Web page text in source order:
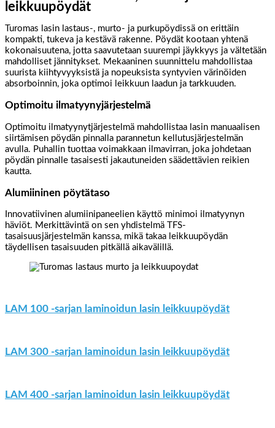
leikkuupöydät
Turomas lasin lastaus-, murto- ja purkupöydissä on erittäin
kompakti, tukeva ja kestävä rakenne. Pöydät kootaan yhtenä
kokonaisuutena, jotta saavutetaan suurempi jäykkyys ja vältetään
mahdolliset jännitykset. Mekaaninen suunnittelu mahdollistaa
suurista kiihtyvyyksistä ja nopeuksista syntyvien värinöiden
absorboinnin, joka optimoi leikkuun laadun ja tarkkuuden.
Optimoitu ilmatyynyjärjestelmä
Optimoitu ilmatyynytjärjestelmä mahdollistaa lasin manuaalisen
siirtämisen pöydän pinnalla parannetun kellutusjärjestelmän
avulla. Puhallin tuottaa voimakkaan ilmavirran, joka johdetaan
pöydän pinnalle tasaisesti jakautuneiden säädettävien reikien
kautta.
Alumiininen pöytätaso
Innovatiivinen alumiinipaneelien käyttö minimoi ilmatyynyn
häviöt. Merkittävintä on sen yhdistelmä TFS-
tasaisuusjärjestelmän kanssa, mikä takaa leikkuupöydän
täydellisen tasaisuuden pitkällä aikavälillä.
LAM 100 -sarjan laminoidun lasin leikkuupöydät
LAM 300 -sarjan laminoidun lasin leikkuupöydät
LAM 400 -sarjan laminoidun lasin leikkuupöydät